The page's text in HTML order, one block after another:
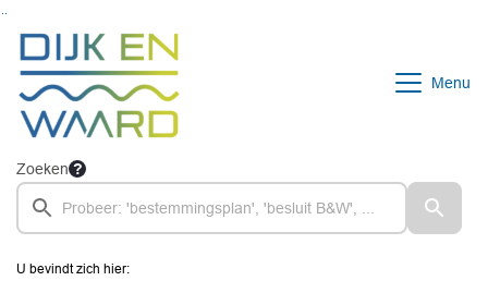
Menu
Zoeken
U bevindt zich hier: